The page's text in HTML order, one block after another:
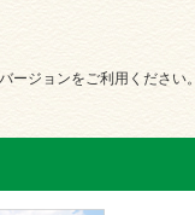
ージョンをご利用ください。